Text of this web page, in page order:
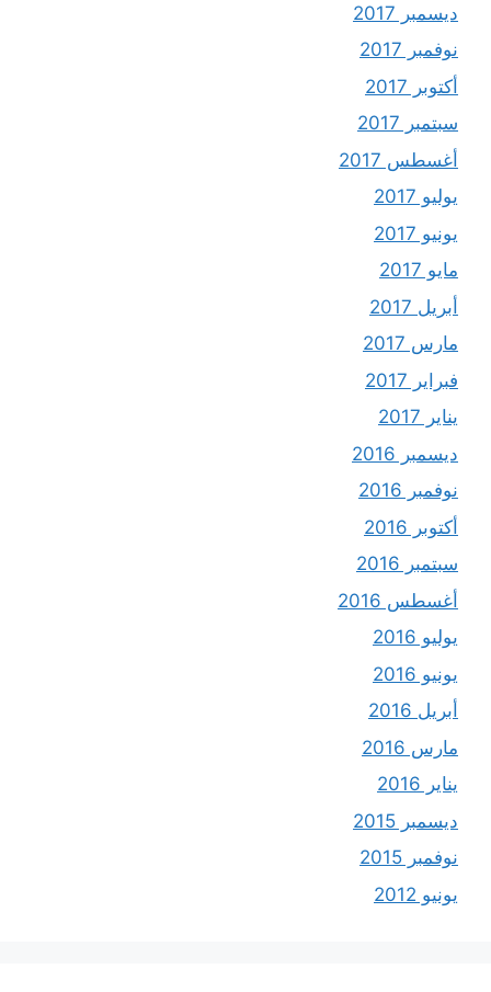
ديسمبر 2017
نوفمبر 2017
أكتوبر 2017
سبتمبر 2017
أغسطس 2017
يوليو 2017
يونيو 2017
مايو 2017
أبريل 2017
مارس 2017
فبراير 2017
يناير 2017
ديسمبر 2016
نوفمبر 2016
أكتوبر 2016
سبتمبر 2016
أغسطس 2016
يوليو 2016
يونيو 2016
أبريل 2016
مارس 2016
يناير 2016
ديسمبر 2015
نوفمبر 2015
يونيو 2012